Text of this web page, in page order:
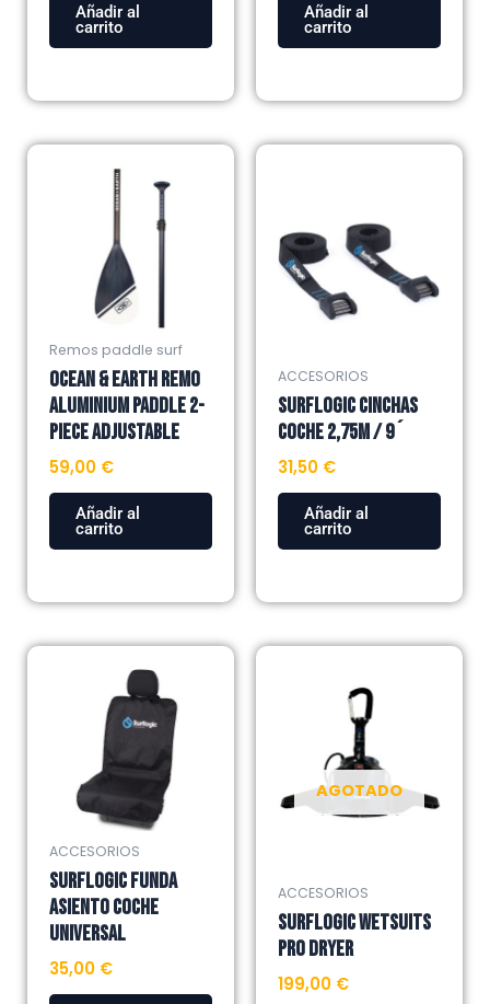
Añadir al
carrito
Añadir al
carrito
Remos paddle surf
OCEAN & EARTH REMO
ALUMINIUM PADDLE 2-
PIECE ADJUSTABLE
59,00 €
Añadir al
carrito
ACCESORIOS
SURFLOGIC CINCHAS
COCHE 2,75M / 9´
31,50 €
Añadir al
carrito
ACCESORIOS
SURFLOGIC FUNDA
ASIENTO COCHE
UNIVERSAL
35,00 €
AGOTADO
ACCESORIOS
SURFLOGIC WETSUITS
PRO DRYER
199,00 €